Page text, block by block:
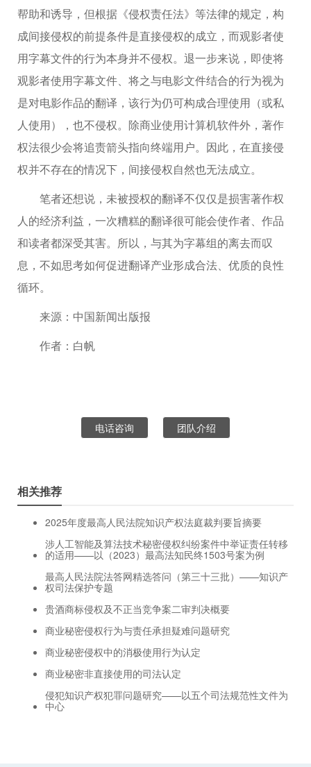
帮助和诱导，但根据《侵权责任法》等法律的规定，构
成间接侵权的前提条件是直接侵权的成立，而观影者使
用字幕文件的行为本身并不侵权。退一步来说，即使将
观影者使用字幕文件、将之与电影文件结合的行为视为
是对电影作品的翻译，该行为仍可构成合理使用（或私
人使用），也不侵权。除商业使用计算机软件外，著作
权法很少会将追责箭头指向终端用户。因此，在直接侵
权并不存在的情况下，间接侵权自然也无法成立。
笔者还想说，未被授权的翻译不仅仅是损害著作权
人的经济利益，一次糟糕的翻译很可能会使作者、作品
和读者都深受其害。所以，与其为字幕组的离去而叹
息，不如思考如何促进翻译产业形成合法、优质的良性
循环。
来源：中国新闻出版报
作者：白帆
电话咨询 团队介绍
相关推荐
2025年度最高人民法院知识产权法庭裁判要旨摘要
涉人工智能及算法技术秘密侵权纠纷案件中举证责任转移
的适用——以（2023）最高法知民终1503号案为例
最高人民法院法答网精选答问（第三十三批）——知识产
权司法保护专题
贵酒商标侵权及不正当竞争案二审判决概要
商业秘密侵权行为与责任承担疑难问题研究
商业秘密侵权中的消极使用行为认定
商业秘密非直接使用的司法认定
侵犯知识产权犯罪问题研究——以五个司法规范性文件为
中心